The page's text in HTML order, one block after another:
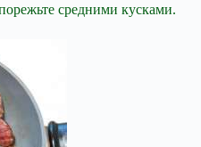
средними кусками.